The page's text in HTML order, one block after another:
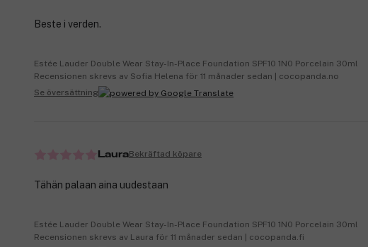
Beste i verden.
Estée Lauder Double Wear Stay-In-Place Foundation SPF10 1N0 Porcelain 30ml
Recensionen skrevs av Sofia Helena för 11 månader sedan | cocopanda.no
Se översättning
LauraBekräftad köpare
Tähän palaan aina uudestaan
Estée Lauder Double Wear Stay-In-Place Foundation SPF10 1N0 Porcelain 30ml
Recensionen skrevs av Laura för 11 månader sedan | cocopanda.fi